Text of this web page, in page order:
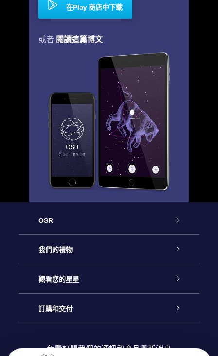
在Play 商店中下載
或者 閱讀這篇博文
OSR
客戶服務
聯繫我們
博客
我們的禮物
Online Star禮物
OSR禮物包
觀看您的星星
星星注册
訂購和交付
免費訂閱我們的通訊和產品最新消息